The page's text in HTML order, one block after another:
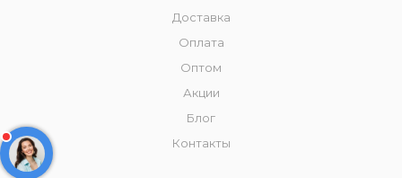
Доставка
Оплата
Оптом
Акции
Блог
Контакты